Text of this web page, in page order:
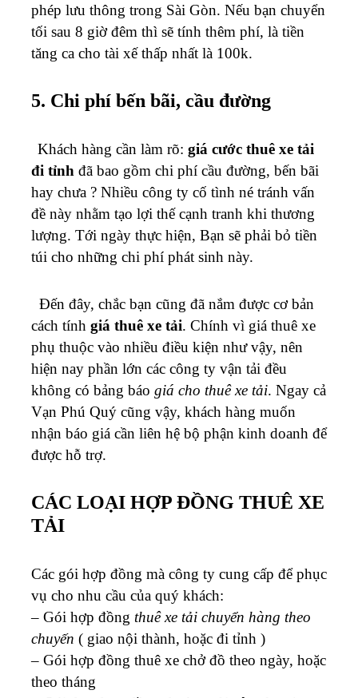
phép lưu thông trong Sài Gòn. Nếu bạn chuyển
tối sau 8 giờ đêm thì sẽ tính thêm phí, là tiền
tăng ca cho tài xế thấp nhất là 100k.
5. Chi phí bến bãi, cầu đường
Khách hàng cần làm rõ: giá cước thuê xe tải
đi tỉnh đã bao gồm chi phí cầu đường, bến bãi
hay chưa ? Nhiều công ty cố tình né tránh vấn
đề này nhằm tạo lợi thế cạnh tranh khi thương
lượng. Tới ngày thực hiện, Bạn sẽ phải bỏ tiền
túi cho những chi phí phát sinh này.
Đến đây, chắc bạn cũng đã nắm được cơ bản
cách tính giá thuê xe tải. Chính vì giá thuê xe
phụ thuộc vào nhiều điều kiện như vậy, nên
hiện nay phần lớn các công ty vận tải đều
không có bảng báo giá cho thuê xe tải. Ngay cả
Vạn Phú Quý cũng vậy, khách hàng muốn
nhận báo giá cần liên hệ bộ phận kinh doanh để
được hỗ trợ.
CÁC LOẠI HỢP ĐỒNG THUÊ XE
TẢI
Các gói hợp đồng mà công ty cung cấp để phục
vụ cho nhu cầu của quý khách:
– Gói hợp đồng thuê xe tải chuyển hàng theo
chuyến ( giao nội thành, hoặc đi tỉnh )
– Gói hợp đồng thuê xe chở đồ theo ngày, hoặc
theo tháng